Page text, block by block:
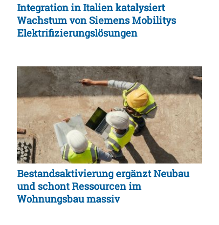
Integration in Italien katalysiert
Wachstum von Siemens Mobilitys
Elektrifizierungslösungen
Bestandsaktivierung ergänzt Neubau
und schont Ressourcen im
Wohnungsbau massiv